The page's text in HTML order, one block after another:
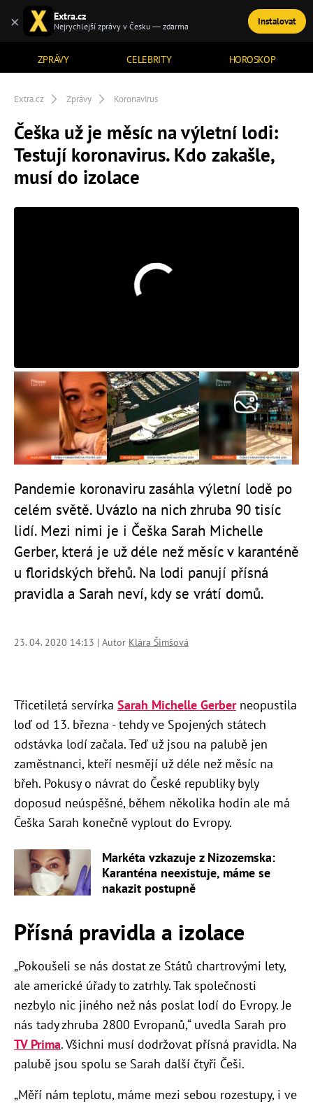
ZPRÁVY CELEBRITY HOROSKOP
TÉMATA
Extra.cz Zprávy Koronavirus
Češka už je měsíc na výletní lodi:
Testují koronavirus. Kdo zakašle,
musí do izolace
Pandemie koronaviru zasáhla výletní lodě po
celém světě. Uvázlo na nich zhruba 90 tisíc
lidí. Mezi nimi je i Češka Sarah Michelle
Gerber, která je už déle než měsíc v karanténě
u floridských břehů. Na lodi panují přísná
pravidla a Sarah neví, kdy se vrátí domů.
23. 04. 2020 14:13 | Autor Klára Šimšová
Třicetiletá servírka Sarah Michelle Gerberneopustila
loď od 13. března - tehdy ve Spojených státech
odstávka lodí začala. Teď už jsou na palubě jen
zaměstnanci, kteří nesmějí už déle než měsíc na
břeh. Pokusy o návrat do České republiky byly
doposud neúspěšné, během několika hodin ale má
Češka Sarah konečně vyplout do Evropy.
Markéta vzkazuje z Nizozemska:
Karanténa neexistuje, máme se
nakazit postupně
Přísná pravidla a izolace
„Pokoušeli se nás dostat ze Států chartrovými lety,
ale americké úřady to zatrhly. Tak společnosti
nezbylo nic jiného než nás poslat lodí do Evropy. Je
nás tady zhruba 2800 Evropanů,“ uvedla Sarah pro
TV Prima. Všichni musí dodržovat přísná pravidla. Na
palubě jsou spolu se Sarah další čtyři Češi.
„Měří nám teplotu, máme mezi sebou rozestupy, i ve
× Extra.cz
Nejrychlejší zprávy v Česku — zdarma Instalovat